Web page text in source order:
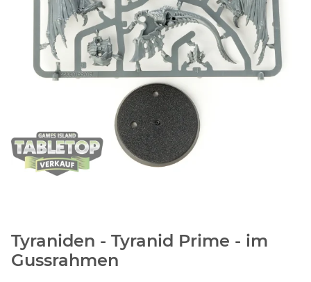
Tyraniden - Tyranid Prime - im
Gussrahmen